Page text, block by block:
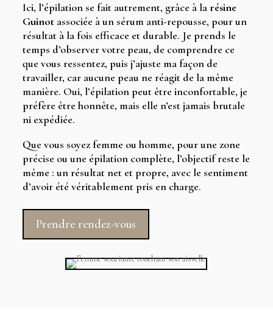
Ici, l’épilation se fait autrement, grâce à larésine
Guinotassociée à un sérum anti-repousse, pour un
résultat à la fois efficace et durable. Je prends le
temps d’observer votre peau, de comprendre ce
que vous ressentez, puis j’ajuste ma façon de
travailler, car aucune peau ne réagit de la même
manière. Oui, l’épilation peut être inconfortable, je
préfère être honnête, mais elle n’est jamais brutale
ni expédiée.
Que vous soyez femme ou homme, pour une zone
précise ou une épilation complète, l’objectif reste le
même : un résultat net et propre, avec le sentiment
d’avoir été véritablement pris en charge.
Prendre rendez-vous